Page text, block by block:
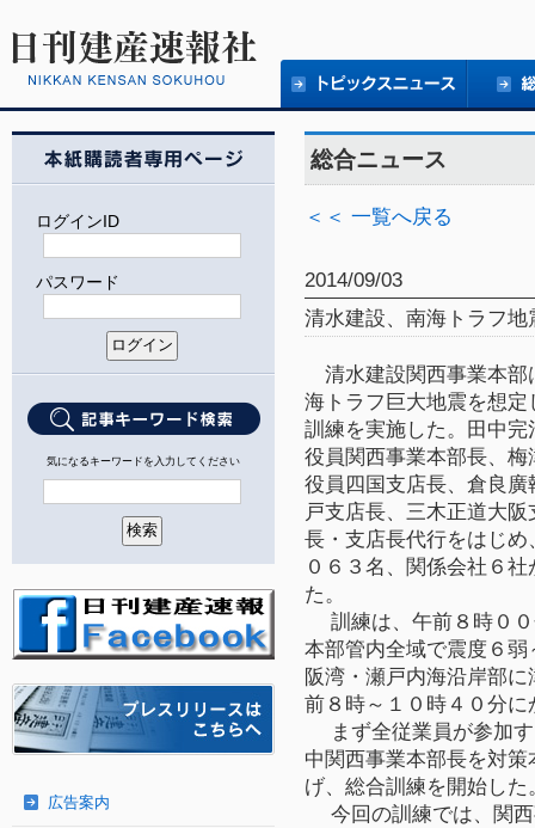
ログインID
パスワード
気になるキーワードを入力してください
広告案内
総合ニュース
＜＜ 一覧へ戻る
2014/09/03
清水建設、南海トラフ
清水建設関西事業本部
海トラフ巨大地震を想定
訓練を実施した。田中完
役員関西事業本部長、梅
役員四国支店長、倉良廣
戸支店長、三木正道大
長・支店長代行をはじめ
０６３名、関係会社６社
た。
訓練は、午前８時００
本部管内全域で震度６
阪湾・瀬戸内海沿岸部
前８時～１０時４０分
まず全従業員が参加す
中関西事業本部長を対
げ、総合訓練を開始した
今回の訓練では、関